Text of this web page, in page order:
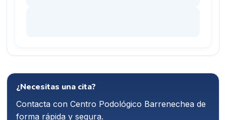
¿Necesitas una cita?
Contacta conCentro Podológico Barrenechea de
forma rápida y segura.